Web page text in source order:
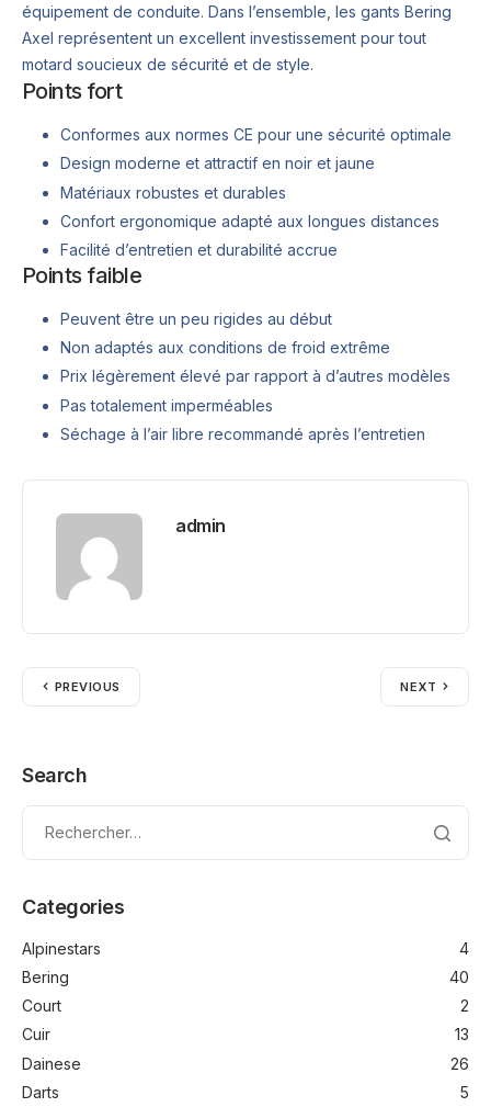
équipement de conduite. Dans l’ensemble, les gants Bering
Axel représentent un excellent investissement pour tout
motard soucieux de sécurité et de style.
Points fort
Conformes aux normes CE pour une sécurité optimale
Design moderne et attractif en noir et jaune
Matériaux robustes et durables
Confort ergonomique adapté aux longues distances
Facilité d’entretien et durabilité accrue
Points faible
Peuvent être un peu rigides au début
Non adaptés aux conditions de froid extrême
Prix légèrement élevé par rapport à d’autres modèles
Pas totalement imperméables
Séchage à l’air libre recommandé après l’entretien
admin
PREVIOUS NEXT
Search
Categories
Alpinestars
4
Bering
40
Court
2
Cuir
13
Dainese
26
Darts
5